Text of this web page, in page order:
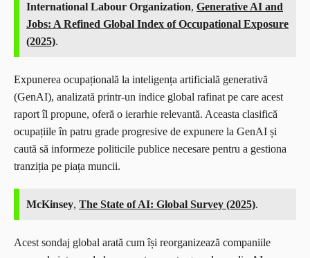
International Labour Organization, Generative AI and
Jobs: A Refined Global Index of Occupational Exposure
(2025).
Expunerea ocupațională la inteligența artificială generativă
(GenAI), analizată printr-un indice global rafinat pe care acest
raport îl propune, oferă o ierarhie relevantă. Aceasta clasifică
ocupațiile în patru grade progresive de expunere la GenAI și
caută să informeze politicile publice necesare pentru a gestiona
tranziția pe piața muncii.
McKinsey, The State of AI: Global Survey (2025).
Acest sondaj global arată cum își reorganizează companiile